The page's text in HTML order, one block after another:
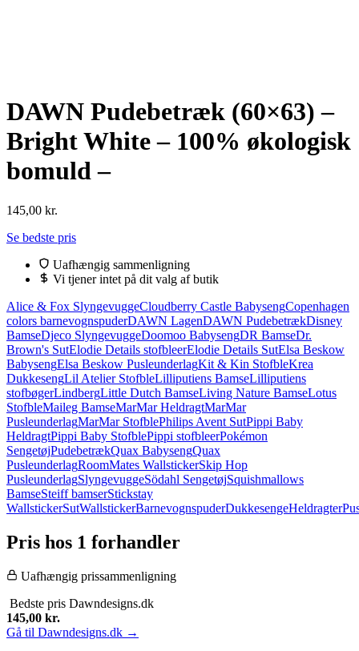
DAWN Pudebetræk (60×63) –
Bright White – 100% økologisk
bomuld –
145,00 kr.
Se bedste pris
Uafhængig sammenligning
Vi tjener intet på dit valg af butik
Alice & Fox SlyngevuggeCloudberry Castle BabysengCopenhagen
colors barnevognspuderDAWN LagenDAWN PudebetrækDisney
BamseDjeco SlyngevuggeDoomoo BabysengDR BamseDr.
Brown's SutElodie Details stofbleerElodie Details SutElsa Beskow
BabysengElsa Beskow PusleunderlagKit & Kin StofbleKrea
DukkesengLil Atelier StofbleLilliputiens BamseLilliputiens
stofbøgerLindbergLittle Dutch BamseLiving Nature BamseLotus
StofbleMaileg BamseMarMar HeldragtMarMar
PusleunderlagMarMar StofblePhilips Avent SutPippi Baby
HeldragtPippi Baby StofblePippi stofbleerPokémon
SengetøjPudebetrækQuax BabysengQuax
PusleunderlagRoomMates WallstickerSkip Hop
PusleunderlagSlyngevuggeSödahl SengetøjSquishmallows
BamseSteiff bamserStickstay
WallstickerSutWallstickerBarnevognspuderDukkesengeHeldragter
Pris hos 1 forhandler
Uafhængig prissammenligning
Bedste pris Dawndesigns.dk
145,00 kr.
Gå til Dawndesigns.dk →